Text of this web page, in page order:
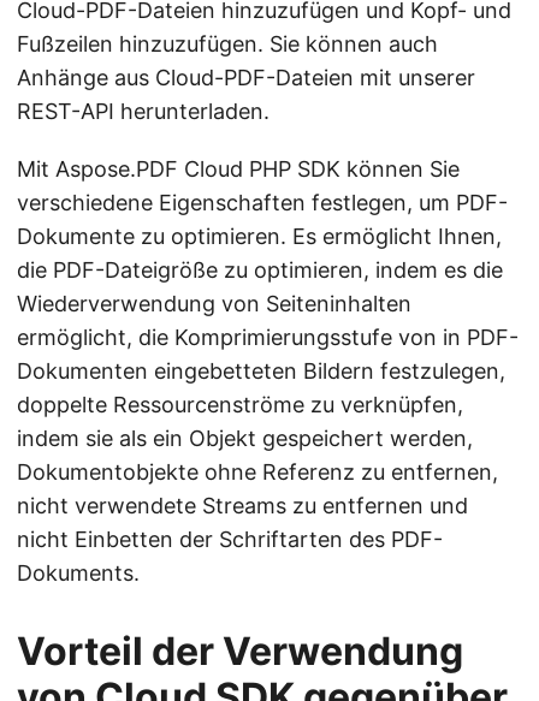
Cloud-PDF-Dateien hinzuzufügen und Kopf- und
Fußzeilen hinzuzufügen. Sie können auch
Anhänge aus Cloud-PDF-Dateien mit unserer
REST-API herunterladen.
Mit Aspose.PDF Cloud PHP SDK können Sie
verschiedene Eigenschaften festlegen, um PDF-
Dokumente zu optimieren. Es ermöglicht Ihnen,
die PDF-Dateigröße zu optimieren, indem es die
Wiederverwendung von Seiteninhalten
ermöglicht, die Komprimierungsstufe von in PDF-
Dokumenten eingebetteten Bildern festzulegen,
doppelte Ressourcenströme zu verknüpfen,
indem sie als ein Objekt gespeichert werden,
Dokumentobjekte ohne Referenz zu entfernen,
nicht verwendete Streams zu entfernen und
nicht Einbetten der Schriftarten des PDF-
Dokuments.
Vorteil der Verwendung